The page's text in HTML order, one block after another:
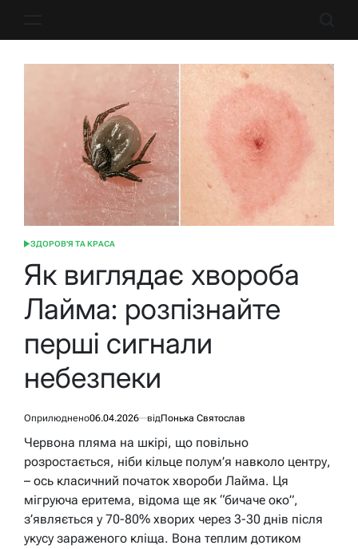
ОПУБЛІКУВАТИ
ЗДОРОВ'Я ТА КРАСА
Як виглядає хвороба
Лайма: розпізнайте
перші сигнали
небезпеки
Оприлюднено06.04.2026 відПонька Святослав
Червона пляма на шкірі, що повільно
розростається, ніби кільце полум’я навколо центру,
– ось класичний початок хвороби Лайма. Ця
мігруюча еритема, відома ще як “бичаче око”,
з’являється у 70-80% хворих через 3-30 днів після
укусу зараженого кліща. Вона теплим дотиком